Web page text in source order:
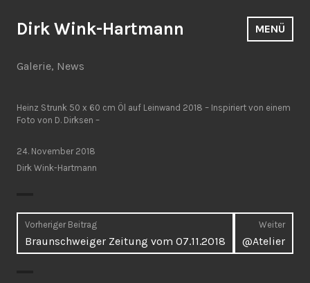
Inhalt
Dirk Wink-Hartmann MENÜ
Galerie, News
Heinz Strunk 50 x 60 cm Öl auf Leinwand 2018 – Inspiriert von einem
Foto von D. Dirksen –
24. November 2018
Dirk Wink-Hartmann
Beitragsnavigation
Vorheriger Beitrag
Vorheriger
Beitrag:
Braunschweiger Zeitung vom 07.11.2018
Weiter
@Atelier